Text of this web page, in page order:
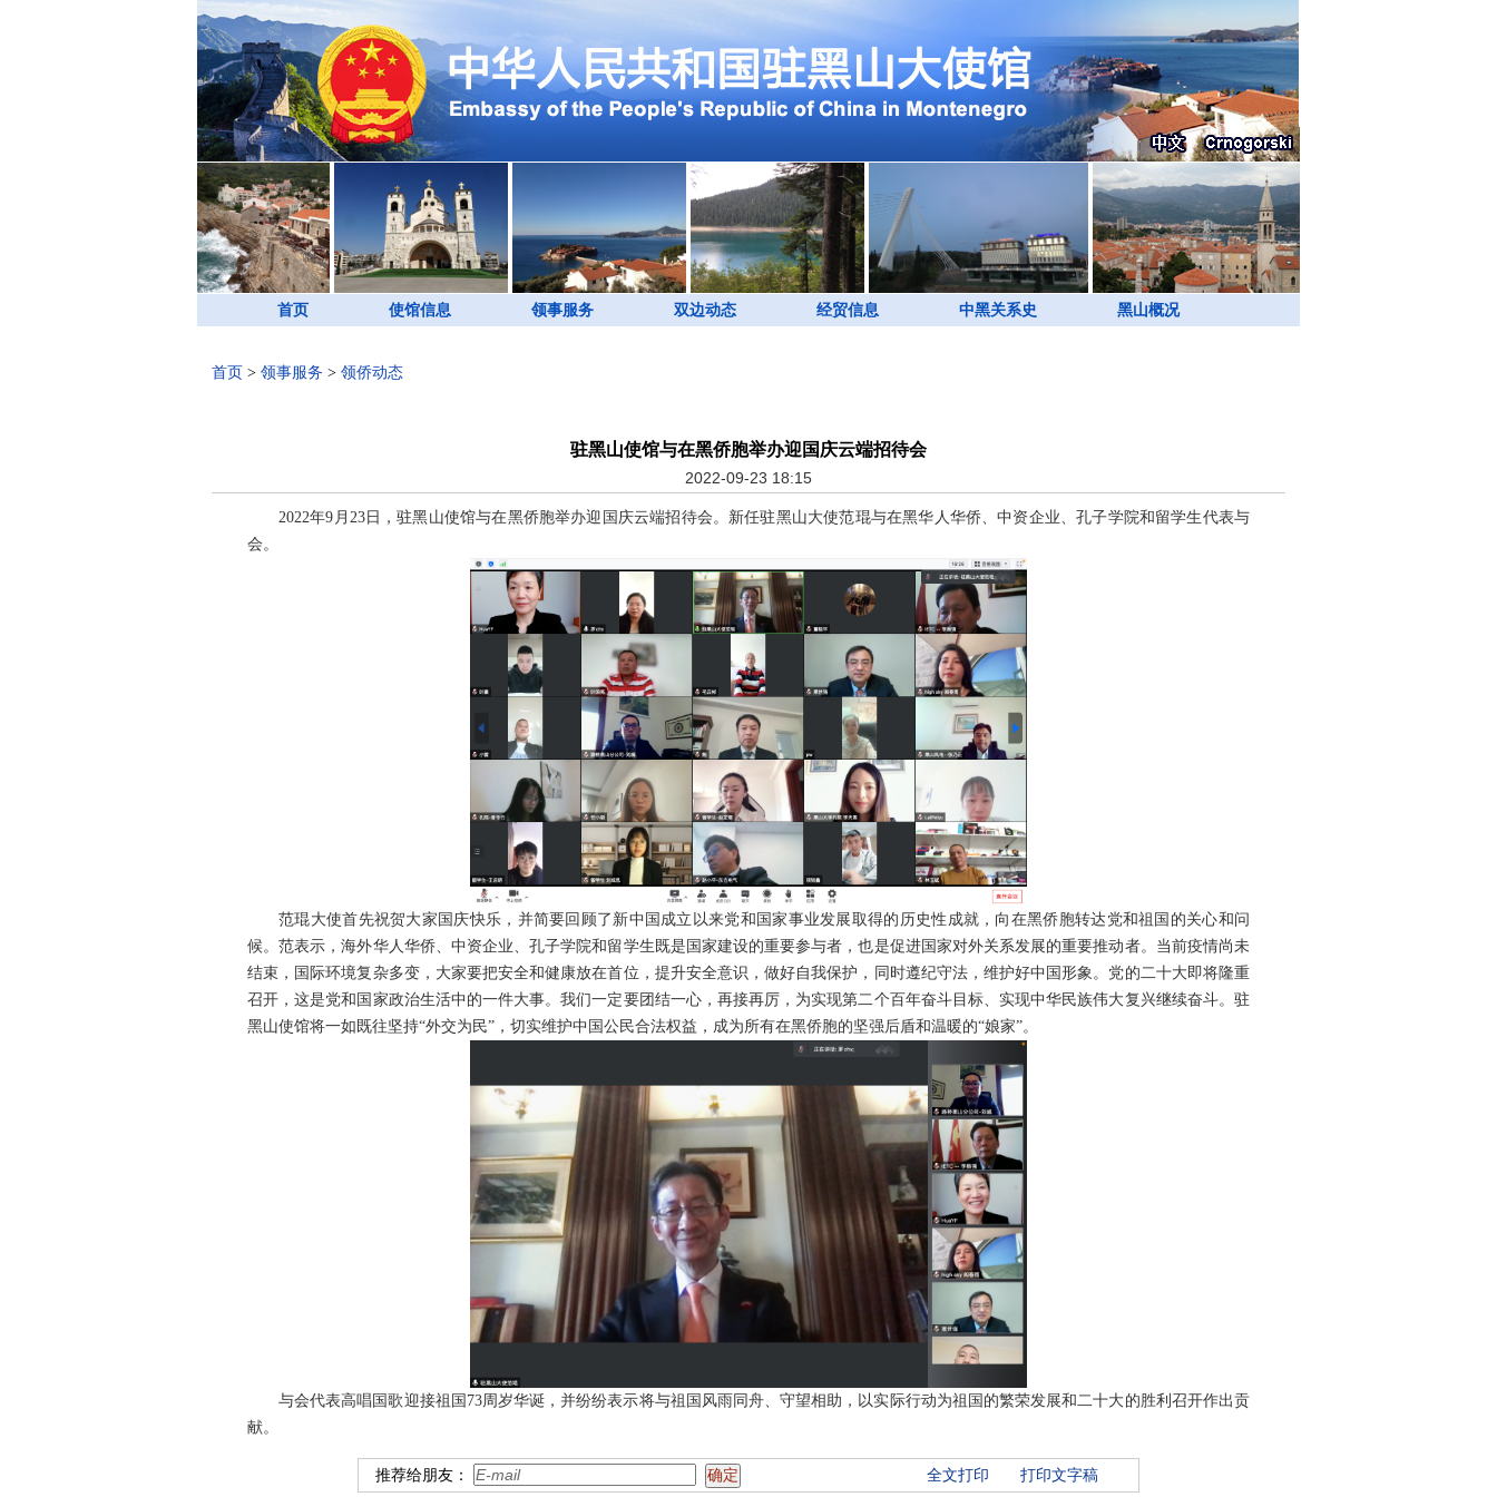
首页 使馆信息 领事服务 双边动态 经贸信息 中黑关系史 黑山概况
首页 > 领事服务 > 领侨动态
驻黑山使馆与在黑侨胞举办迎国庆云端招待会
2022-09-23 18:15
2022年9月23日，驻黑山使馆与在黑侨胞举办迎国庆云端招待会。新任驻黑山大使范琨与在黑华人华侨、中资企业、孔子学院和留学生代表与
会。
范琨大使首先祝贺大家国庆快乐，并简要回顾了新中国成立以来党和国家事业发展取得的历史性成就，向在黑侨胞转达党和祖国的关心和问
候。范表示，海外华人华侨、中资企业、孔子学院和留学生既是国家建设的重要参与者，也是促进国家对外关系发展的重要推动者。当前疫情尚未
结束，国际环境复杂多变，大家要把安全和健康放在首位，提升安全意识，做好自我保护，同时遵纪守法，维护好中国形象。党的二十大即将隆重
召开，这是党和国家政治生活中的一件大事。我们一定要团结一心，再接再厉，为实现第二个百年奋斗目标、实现中华民族伟大复兴继续奋斗。驻
黑山使馆将一如既往坚持“外交为民”，切实维护中国公民合法权益，成为所有在黑侨胞的坚强后盾和温暖的“娘家”。
与会代表高唱国歌迎接祖国73周岁华诞，并纷纷表示将与祖国风雨同舟、守望相助，以实际行动为祖国的繁荣发展和二十大的胜利召开作出贡
献。
推荐给朋友： 全文打印 打印文字稿